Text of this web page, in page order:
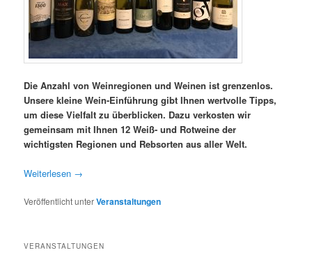
Die Anzahl von Weinregionen und Weinen ist grenzenlos.
Unsere kleine Wein-Einführung gibt Ihnen wertvolle Tipps,
um diese Vielfalt zu überblicken. Dazu verkosten wir
gemeinsam mit Ihnen 12 Weiß- und Rotweine der
wichtigsten Regionen und Rebsorten aus aller Welt.
Weiterlesen →
Veröffentlicht unterVeranstaltungen
VERANSTALTUNGEN